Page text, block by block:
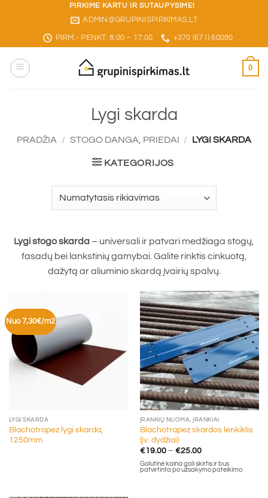
PIRKIME KARTU IR SUTAUPYSIME!
ADMIN@GRUPINISPIRKIMAS.LT
PIRM.- PENKT. 8:00 – 17:00 +370 (671) 60080
0
Lygi skarda
PRADŽIA / STOGO DANGA, PRIEDAI / LYGI SKARDA
KATEGORIJOS
Lygi stogo skarda – universali ir patvari medžiaga stogų,
fasadų bei lankstinių gamybai. Galite rinktis cinkuotą,
dažytą ar aliuminio skardą įvairių spalvų.
Nuo 7,30€/m2
LYGI SKARDA
Blachotrapez lygi skarda,
1250mm
ĮRANKIŲ NUOMA, ĮRANKIAI
Blachotrapez skardos lenkiklis
(įv. dydžiai)
€19.00 – €25.00Price
€19.00
through
Galutinė kaina gali skirtis ir bus
patvirtinta po užsakymo pateikimo